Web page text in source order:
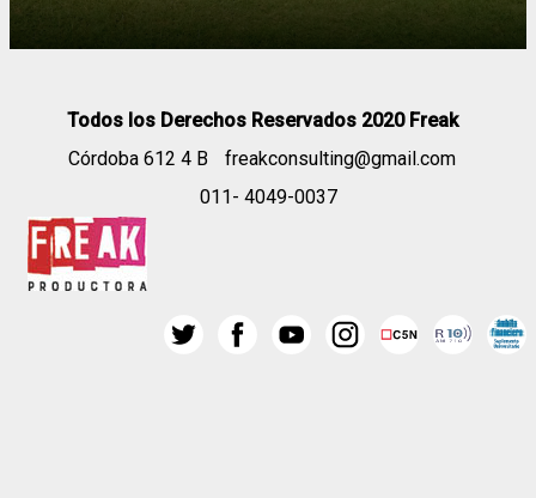
Todos los Derechos Reservados 2020 Freak
Córdoba 612 4 B
freakconsulting@gmail.com
011- 4049-0037